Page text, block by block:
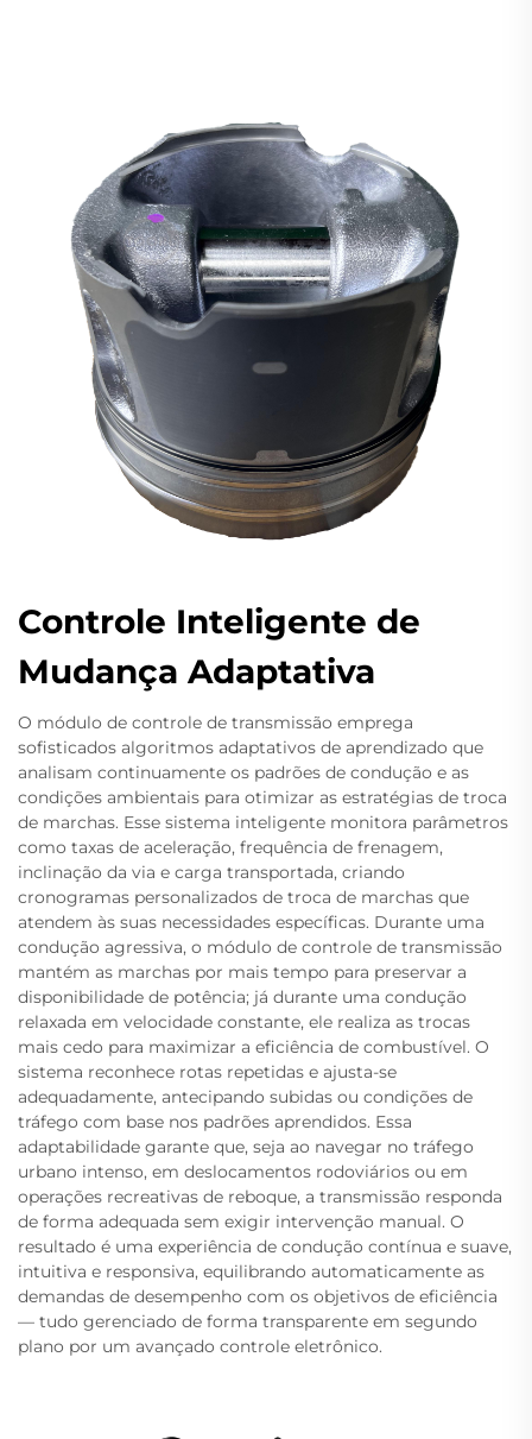
Controle Inteligente de
Mudança Adaptativa
O módulo de controle de transmissão emprega
sofisticados algoritmos adaptativos de aprendizado que
analisam continuamente os padrões de condução e as
condições ambientais para otimizar as estratégias de troca
de marchas. Esse sistema inteligente monitora parâmetros
como taxas de aceleração, frequência de frenagem,
inclinação da via e carga transportada, criando
cronogramas personalizados de troca de marchas que
atendem às suas necessidades específicas. Durante uma
condução agressiva, o módulo de controle de transmissão
mantém as marchas por mais tempo para preservar a
disponibilidade de potência; já durante uma condução
relaxada em velocidade constante, ele realiza as trocas
mais cedo para maximizar a eficiência de combustível. O
sistema reconhece rotas repetidas e ajusta-se
adequadamente, antecipando subidas ou condições de
tráfego com base nos padrões aprendidos. Essa
adaptabilidade garante que, seja ao navegar no tráfego
urbano intenso, em deslocamentos rodoviários ou em
operações recreativas de reboque, a transmissão responda
de forma adequada sem exigir intervenção manual. O
resultado é uma experiência de condução contínua e suave,
intuitiva e responsiva, equilibrando automaticamente as
demandas de desempenho com os objetivos de eficiência
— tudo gerenciado de forma transparente em segundo
plano por um avançado controle eletrônico.